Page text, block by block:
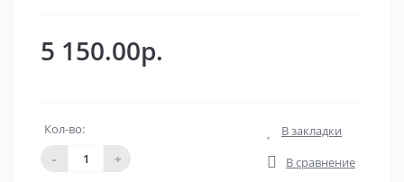
5 150.00р.
Кол-во:
-
+
В закладки
В сравнение